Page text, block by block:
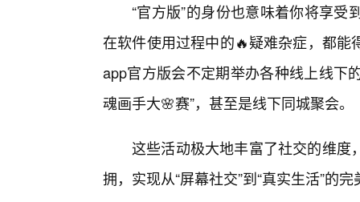
“官方版”的身份也意味着你将享
在软件使用过程中的🔥疑难杂症，都
app官方版会不定期举办各种线上线下
魂画手大🌸赛”，甚至是线下同城聚会。
这些活动极大地丰富了社交的维度
拥，实现从“屏幕社交”到“真实生活”的